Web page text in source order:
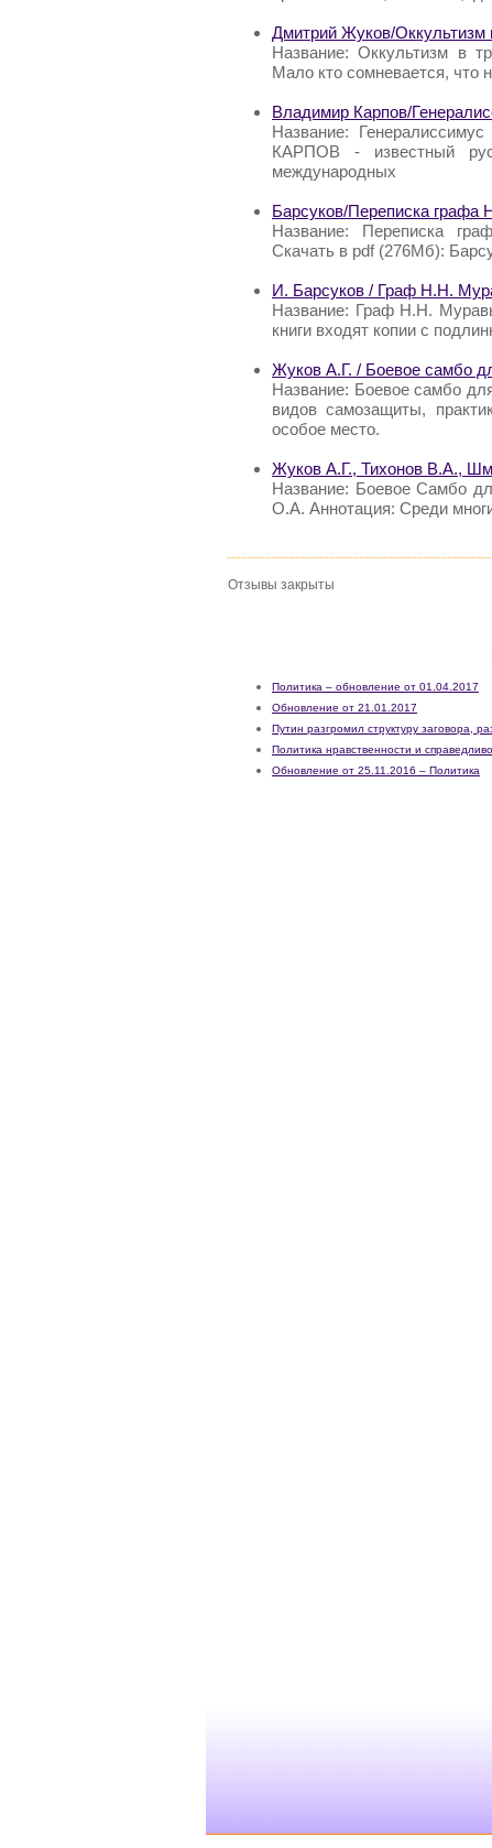
Дмитрий Жуков/Оккультизм
Название: Оккультизм в
Мало кто сомневается, что
Владимир Карпов/
Название:
КАРПОВ - известный
международных
Барсуков/Переписка графа
Название: Переписка
Скачать в pdf (276Мб):
И. Барсуков / Граф Н.Н.
Название: Граф Н.Н.
книги входят копии с
Жуков А.Г. / Боевое самбо
Название: Боевое самбо
видов самозащиты,
особое место.
Жуков А.Г., Тихонов В.А.,
Название: Боевое Самбо
О.А. Аннотация: Среди
Отзывы закрыты
Политика – обновление от 01.04.2017
Обновление от 21.01.2017
Путин разгромил структуру заговора,
Политика нравственности и
Обновление от 25.11.2016 – Политика